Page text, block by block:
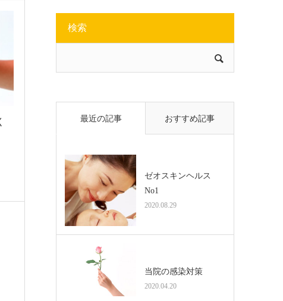
検索
最近の記事 おすすめ記事
ゼオスキンヘルス
No1
2020.08.29
当院の感染対策
2020.04.20